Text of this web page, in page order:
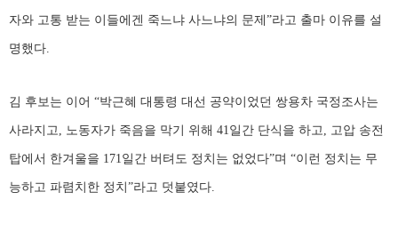
자와 고통 받는 이들에겐 죽느냐 사느냐의 문제”라고 출마 이유를 설
명했다.
김 후보는 이어 “박근혜 대통령 대선 공약이었던 쌍용차 국정조사는
사라지고, 노동자가 죽음을 막기 위해 41일간 단식을 하고, 고압 송전
탑에서 한겨울을 171일간 버텨도 정치는 없었다”며 “이런 정치는 무
능하고 파렴치한 정치”라고 덧붙였다.